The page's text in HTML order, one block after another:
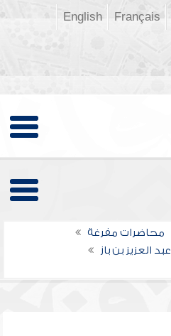
Français
English
محاضرات مفرغة
عبد العزيز بن باز